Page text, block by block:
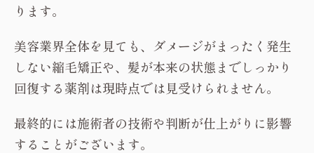
ります。
美容業界全体を見ても、ダメージがまったく発生
しない縮毛矯正や、髪が本来の状態までしっかり
回復する薬剤は現時点では見受けられません。
最終的には施術者の技術や判断が仕上がりに影響
することがございます。